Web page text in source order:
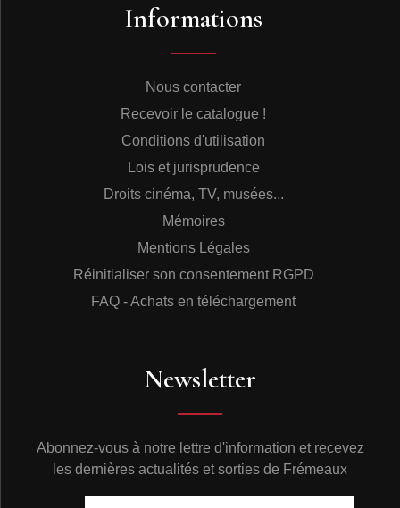
Informations
Nous contacter
Recevoir le catalogue !
Conditions d'utilisation
Lois et jurisprudence
Droits cinéma, TV, musées...
Mémoires
Mentions Légales
Réinitialiser son consentement RGPD
FAQ - Achats en téléchargement
Newsletter
Abonnez-vous à notre lettre d'information et recevez
les dernières actualités et sorties de Frémeaux